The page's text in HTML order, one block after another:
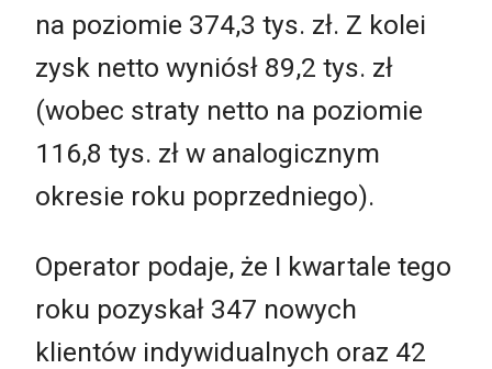
na poziomie 374,3 tys. zł. Z kolei
zysk netto wyniósł 89,2 tys. zł
(wobec straty netto na poziomie
116,8 tys. zł w analogicznym
okresie roku poprzedniego).
Operator podaje, że I kwartale tego
roku pozyskał 347 nowych
klientów indywidualnych oraz 42